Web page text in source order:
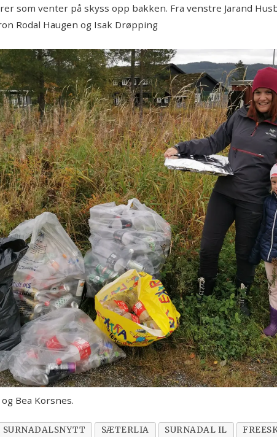
som venter på skyss opp bakken. Fra venstre Jarand
Rodal Haugen og Isak Drøpping
Bea Korsnes.
SURNADALSNYTT SÆTERLIA SURNADAL IL